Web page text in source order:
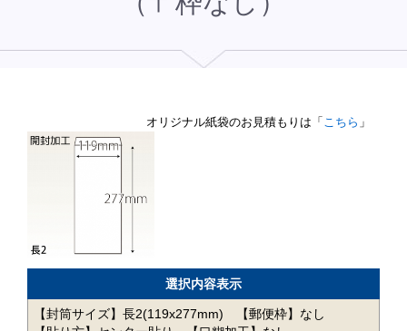
オリジナル紙袋のお見積もりは「 こちら 」
選択内容表示
【封筒サイズ】長2(119x277mm)
【郵便枠】なし